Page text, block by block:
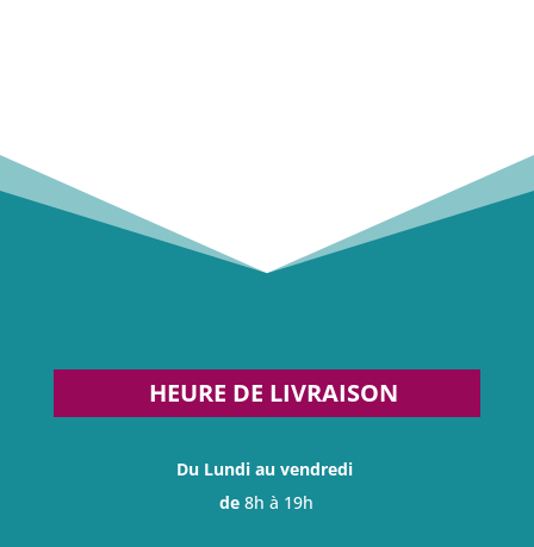
HEURE DE LIVRAISON
Du Lundi au vendredi
de 8h à 19h